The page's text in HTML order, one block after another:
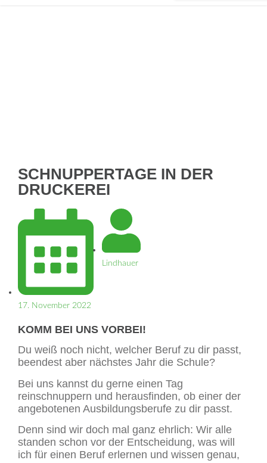
SCHNUPPERTAGE IN DER
DRUCKEREI
17. November 2022
Lindhauer
KOMM BEI UNS VORBEI!
Du weiß noch nicht, welcher Beruf zu dir passt,
beendest aber nächstes Jahr die Schule?
Bei uns kannst du gerne einen Tag
reinschnuppern und herausfinden, ob einer der
angebotenen Ausbildungsberufe zu dir passt.
Denn sind wir doch mal ganz ehrlich: Wir alle
standen schon vor der Entscheidung, was will
ich für einen Beruf erlernen und wissen genau,